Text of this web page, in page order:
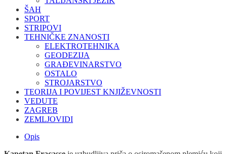
ŠAH
SPORT
STRIPOVI
TEHNIČKE ZNANOSTI
ELEKTROTEHNIKA
GEODEZIJA
GRAĐEVINARSTVO
OSTALO
STROJARSTVO
TEORIJA I POVIJEST KNJIŽEVNOSTI
VEDUTE
ZAGREB
ZEMLJOVIDI
Opis